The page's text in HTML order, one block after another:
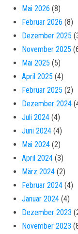
Mai 2026 (8)
Februar 2026 (8)
Dezember 2025
November 2025
Mai 2025 (5)
April 2025 (4)
Februar 2025 (2)
Dezember 2024
Juli 2024 (4)
Juni 2024 (4)
Mai 2024 (2)
April 2024 (3)
März 2024 (2)
Februar 2024 (4)
Januar 2024 (4)
Dezember 2023
November 2023